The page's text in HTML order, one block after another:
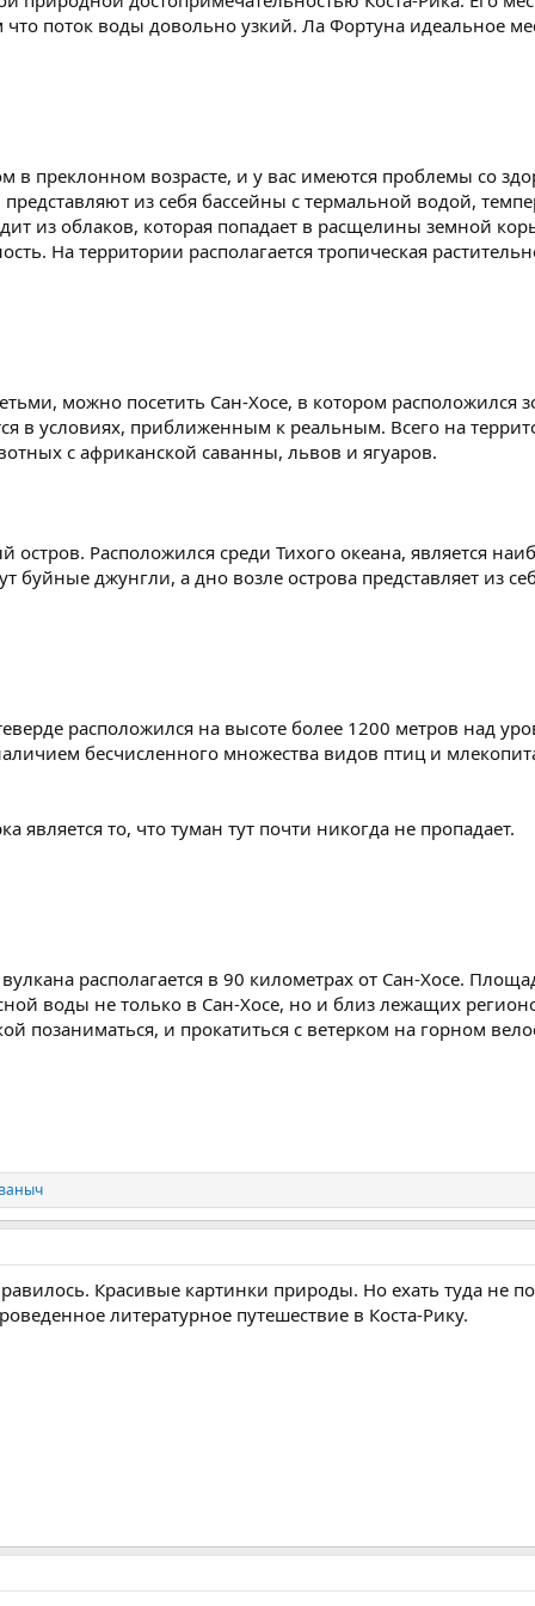
что поток воды довольно узкий. Ла Фортуна идеальное
в преклонном возрасте, и у вас имеются проблемы со
из себя бассейны с термальной водой,
из облаков, которая попадает в расщелины земной
На территории располагается тропическая
можно посетить Сан-Хосе, в котором расположился
в условиях, приближенным к реальным. Всего на
с африканской саванны, львов и ягуаров.
остров. Расположился среди Тихого океана, является
буйные джунгли, а дно возле острова представляет из
расположился на высоте более 1200 метров над
бесчисленного множества видов птиц и
является то, что туман тут почти никогда не пропадает.
располагается в 90 километрах от Сан-Хосе.
воды не только в Сан-Хосе, но и близ лежащих
позаниматься, и прокатиться с ветерком на горном
Красивые картинки природы. Но ехать туда не
литературное путешествие в Коста-Рику.